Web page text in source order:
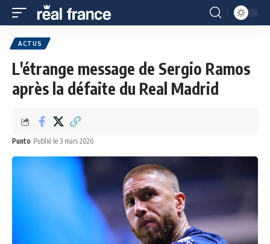
ACTUS
L'étrange message de Sergio Ramos
après la défaite du Real Madrid
Punto Publié le 3 mars 2026